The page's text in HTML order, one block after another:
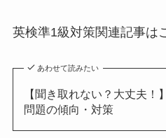
英検準1級対策関連記事は
あわせて読みたい
【聞き取れない？大丈夫！
問題の傾向・対策